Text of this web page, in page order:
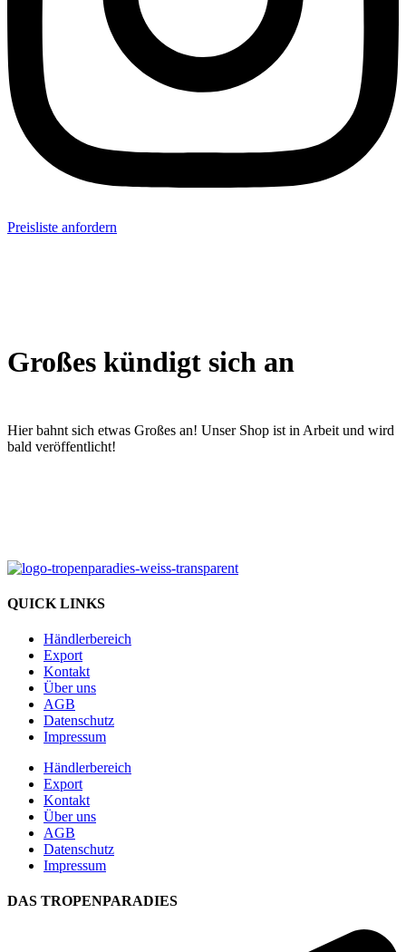
Preisliste anfordern
Großes kündigt sich an
Hier bahnt sich etwas Großes an! Unser Shop ist in Arbeit und wird
bald veröffentlicht!
QUICK LINKS
Händlerbereich
Export
Kontakt
Über uns
AGB
Datenschutz
Impressum
Händlerbereich
Export
Kontakt
Über uns
AGB
Datenschutz
Impressum
DAS TROPENPARADIES